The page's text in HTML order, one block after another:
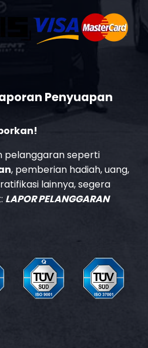
Penyuapan
pelanggaran seperti
, pemberian hadiah, uang,
lainnya, segera
LAPOR PELANGGARAN